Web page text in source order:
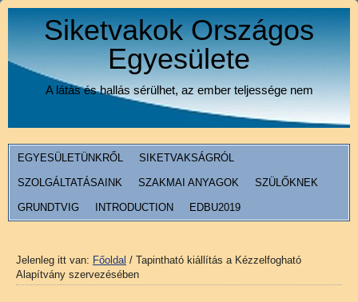
Siketvakok Országos
Egyesülete
A látás és hallás sérülhet, az ember teljessége nem
EGYESÜLETÜNKRŐL SIKETVAKSÁGRÓL
SZOLGÁLTATÁSAINK SZAKMAI ANYAGOK SZÜLŐKNEK
GRUNDTVIG INTRODUCTION EDBU2019
Jelenleg itt van: Főoldal / Tapintható kiállítás a Kézzelfogható
Alapítvány szervezésében